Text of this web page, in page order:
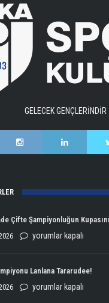
GELECEK GENÇLERİNDİR
Çifte Şampiyonluğun
ENKA
Çifte
Şampiyonluğun
yorumlar kapalı
Lanlana Tararudee!
ENKA
yorumlar kapalı